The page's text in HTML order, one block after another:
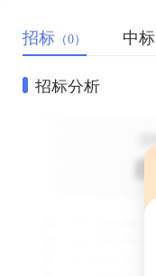
招标 （0） 中标
招标分析